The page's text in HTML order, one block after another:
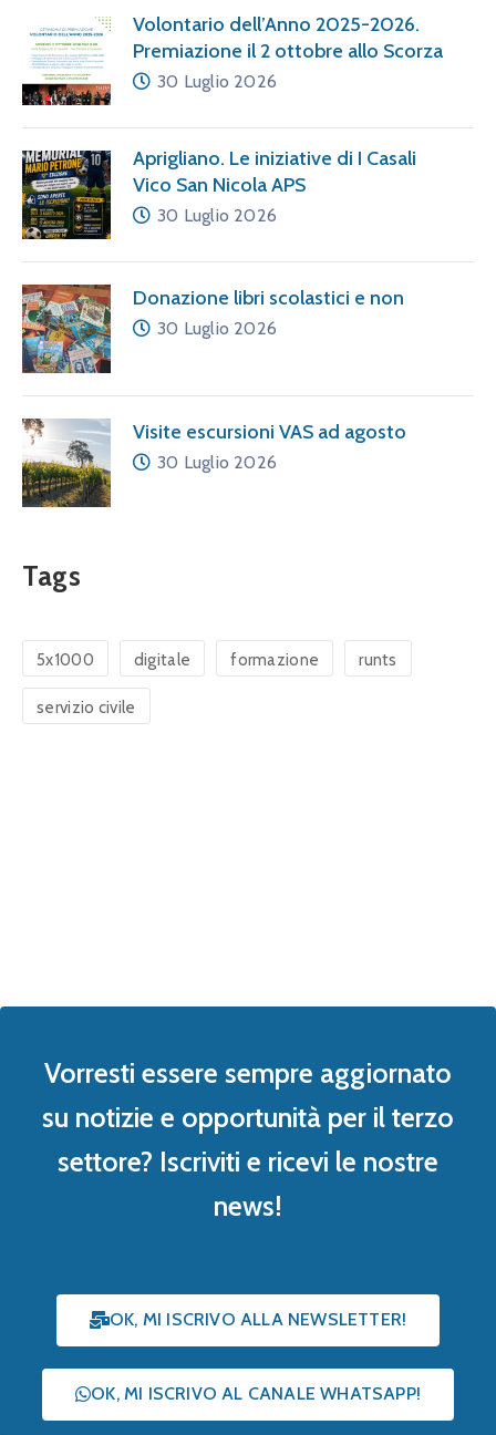
Volontario dell’Anno 2025-2026.
Premiazione il 2 ottobre allo Scorza
30 Luglio 2026
Aprigliano. Le iniziative di I Casali
Vico San Nicola APS
30 Luglio 2026
Donazione libri scolastici e non
30 Luglio 2026
Visite escursioni VAS ad agosto
30 Luglio 2026
Tags
5x1000 digitale formazione runts
servizio civile
Vorresti essere sempre aggiornato
su notizie e opportunità per il terzo
settore? Iscriviti e ricevi le nostre
news!
OK, MI ISCRIVO ALLA NEWSLETTER!
OK, MI ISCRIVO AL CANALE WHATSAPP!